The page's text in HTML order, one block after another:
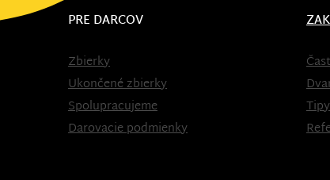
PRE DARCOV
Zbierky
Ukončené zbierky
Spolupracujeme
Darovacie podmienky